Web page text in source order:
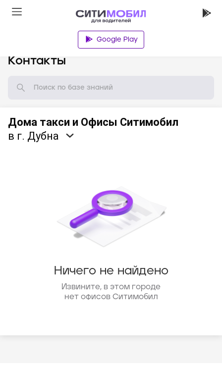
Google Play
Контакты
Дома такси и Офисы Ситимобил
в г. Дубна
Ничего не найдено
Извините, в этом городе
нет офисов Ситимобил